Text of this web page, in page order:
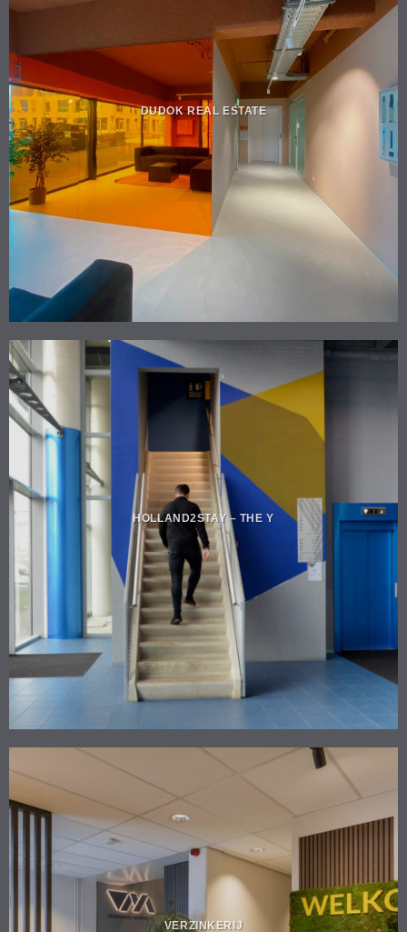
DUDOK REAL ESTATE
HOLLAND2STAY – THE Y
VERZINKERIJ